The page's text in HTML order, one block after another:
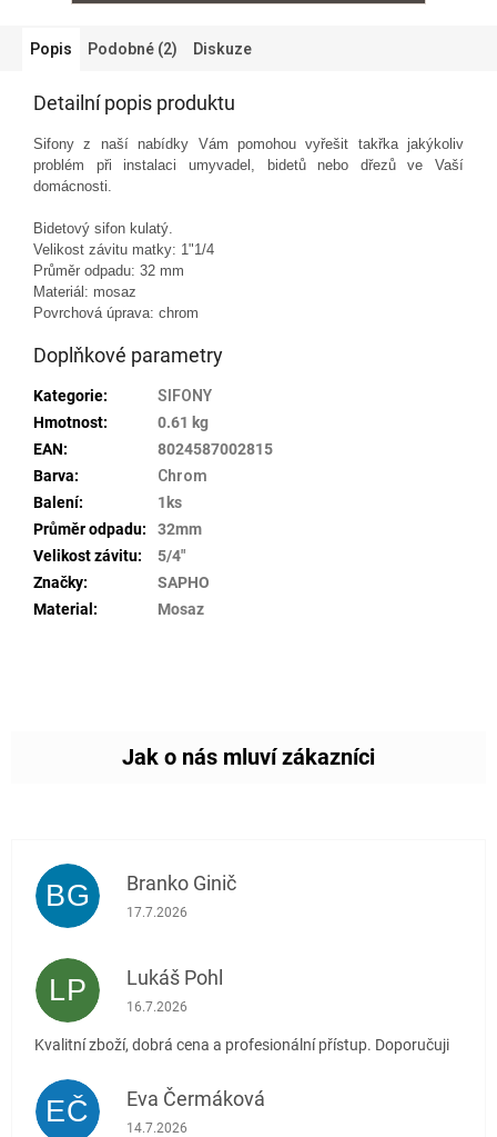
Popis Podobné (2) Diskuze
Detailní popis produktu
Sifony z naší nabídky Vám pomohou vyřešit takřka jakýkoliv
problém při instalaci umyvadel, bidetů nebo dřezů ve Vaší
domácnosti.
Bidetový sifon kulatý.
Velikost závitu matky: 1"1/4
Průměr odpadu: 32 mm
Materiál: mosaz
Povrchová úprava: chrom
Doplňkové parametry
Kategorie:
SIFONY
Hmotnost:
0.61 kg
EAN:
8024587002815
Barva:
Chrom
Balení:
1ks
Průměr odpadu:
32mm
Velikost závitu:
5/4"
Značky:
SAPHO
Material : Mosaz
BG Branko Ginič
Hodnocení obchodu je 5 z 5 hvězdiček.
17.7.2026
LP Lukáš Pohl
Hodnocení obchodu je 5 z 5 hvězdiček.
16.7.2026
Kvalitní zboží, dobrá cena a profesionální přístup. Doporučuji
EČ Eva Čermáková
Hodnocení obchodu je 5 z 5 hvězdiček.
14.7.2026